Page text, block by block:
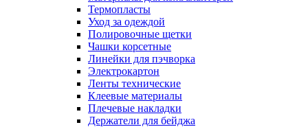
Термопласты
Уход за одеждой
Полировочные щетки
Чашки корсетные
Линейки для пэчворка
Электрокартон
Ленты технические
Клеевые материалы
Плечевые накладки
Держатели для бейджа